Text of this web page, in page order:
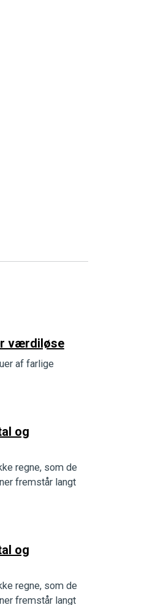
værdiløse
af farlige
og
regne, som de
fremstår langt
og
regne, som de
fremstår langt